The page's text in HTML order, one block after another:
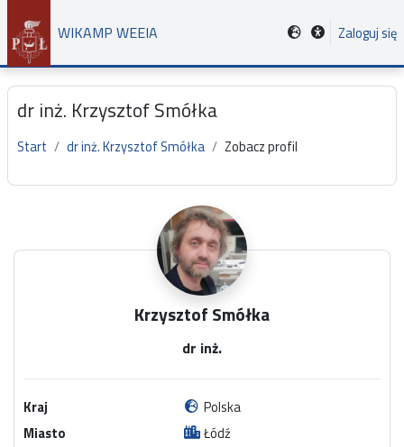
Przejdź do głównej zawartości
WIKAMP WEEIA Zaloguj się
dr inż. Krzysztof Smółka
Start dr inż. Krzysztof Smółka Zobacz profil
Krzysztof Smółka
dr inż.
Kraj
Polska
Miasto
Łódź